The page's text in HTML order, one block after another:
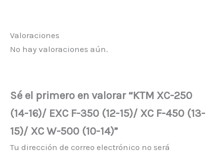
Valoraciones
No hay valoraciones aún.
Sé el primero en valorar “KTM XC-250
(14-16)/ EXC F-350 (12-15)/ XC F-450 (13-
15)/ XC W-500 (10-14)”
Tu dirección de correo electrónico no será